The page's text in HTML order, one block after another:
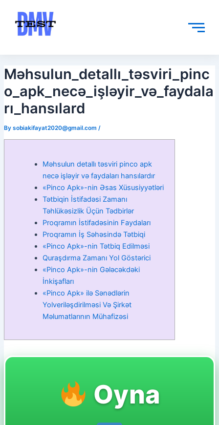
content
Məhsulun_detallı_təsviri_pinc
o_apk_necə_işləyir_və_faydala
rı_hansılard
By sobiakifayat2020@gmail.com /
Məhsulun detallı təsviri pinco apk
necə işləyir və faydaları hansılardır
«Pinco Apk»-nin Əsas Xüsusiyyətləri
Tətbiqin İstifadəsi Zamanı
Təhlükəsizlik Üçün Tədbirlər
Proqramın İstifadəsinin Faydaları
Proqramın İş Səhəsində Tətbiqi
«Pinco Apk»-nin Tətbiq Edilməsi
Quraşdırma Zamanı Yol Göstərici
«Pinco Apk»-nin Gələcəkdəki
İnkişafları
«Pinco Apk» ilə Sənədlərin
Yolveriləşdirilməsi Və Şirkət
Məlumatlarının Mühafizəsi
Oyna
navigation